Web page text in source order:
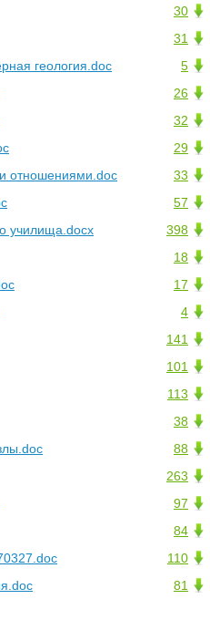
30
31
5
геология.doc
26
32
29
33
отношениями.doc
57
398
училища.docx
18
17
4
141
101
113
38
88
263
97
84
110
81